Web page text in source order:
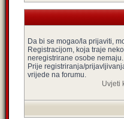
Da bi se mogao/la prijaviti,
Registracijom, koja traje
neregistrirane osobe nemaju.
Prije registriranja/
vrijede na forumu.
Uvjeti